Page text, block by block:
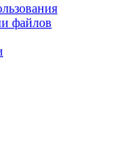
файлов